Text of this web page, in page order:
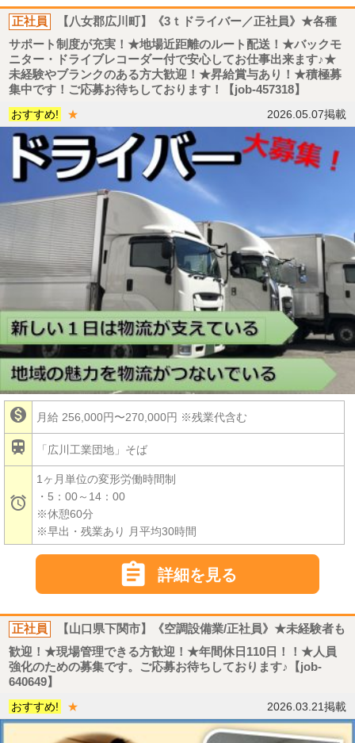
正社員
【八女郡広川町】《3ｔドライバー／正社員》★各種
サポート制度が充実！★地場近距離のルート配送！★バックモ
ニター・ドライブレコーダー付で安心してお仕事出来ます♪★
未経験やブランクのある方大歓迎！★昇給賞与あり！★積極募
集中です！ご応募お待ちしております！【job-457318】
おすすめ!
★ 2026.05.07掲載
 月給 256,000円〜270,000円 ※残業代含む
 「広川工業団地」そば

1ヶ月単位の変形労働時間制
・5：00～14：00
※休憩60分
※早出・残業あり 月平均30時間
 詳細を見る
正社員
【山口県下関市】《空調設備業/正社員》★未経験者も
歓迎！★現場管理できる方歓迎！★年間休日110日！！★人員
強化のための募集です。ご応募お待ちしております♪【job-
640649】
おすすめ!
★ 2026.03.21掲載